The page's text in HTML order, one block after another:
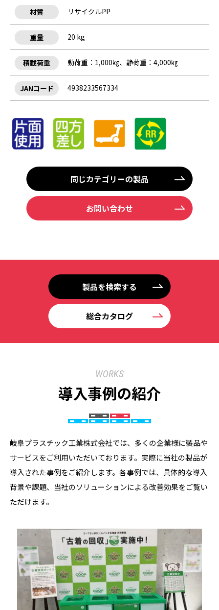
材質 リサイクルPP
重量 20 kg
積載荷重 動荷重：1,000㎏、静荷重：4,000㎏
JANコード 4938233567334
同じカテゴリーの製品
お問い合わせ
製品を検索する
総合カタログ
WORKS
導入事例の紹介
岐阜プラスチック工業株式会社では、多くの企業様に製品や
サービスをご利用いただいております。実際に当社の製品が
導入された事例をご紹介します。各事例では、具体的な導入
背景や課題、当社のソリューションによる改善効果をご覧い
ただけます。